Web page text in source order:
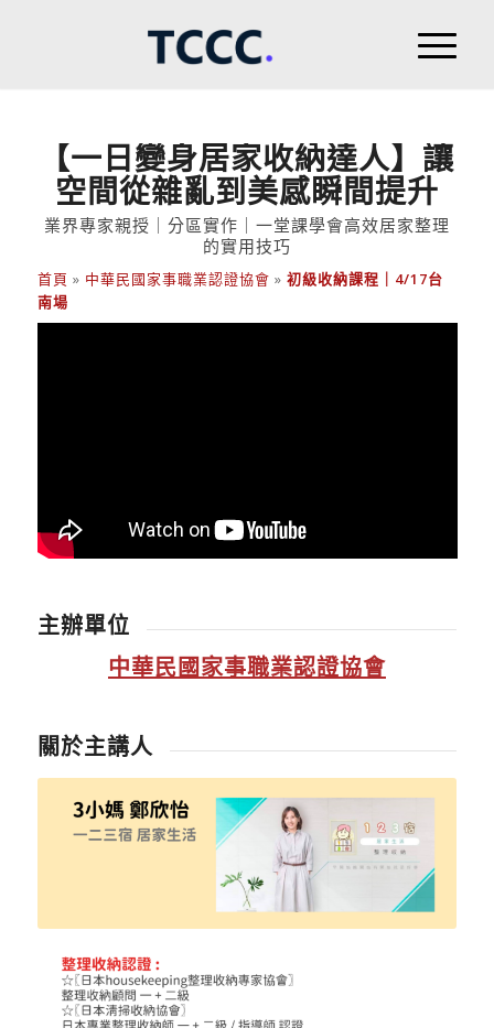
【一日變身居家收納達人】讓
空間從雜亂到美感瞬間提升
業界專家親授｜分區實作｜一堂課學會高效居家整理
的實用技巧
首頁 » 中華民國家事職業認證協會 » 初級收納課程｜4/17台
南場
主辦單位
中華民國家事職業認證協會
關於主講人